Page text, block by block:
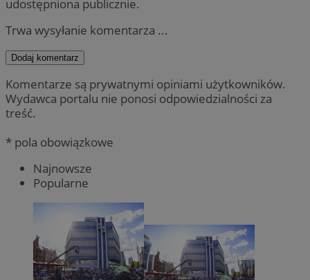
udostępniona publicznie.
Trwa wysyłanie komentarza ...
Dodaj komentarz
Komentarze są prywatnymi opiniami użytkowników.
Wydawca portalu nie ponosi odpowiedzialności za
treść.
* pola obowiązkowe
Najnowsze
Popularne